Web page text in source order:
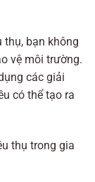
thụ, bạn không
vệ môi trường.
các giải
có thể tạo ra
thụ trong gia